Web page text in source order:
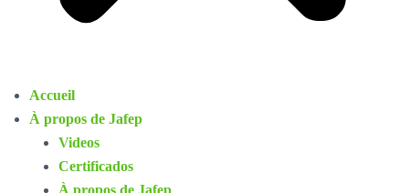
Accueil
À propos de Jafep
Videos
Certificados